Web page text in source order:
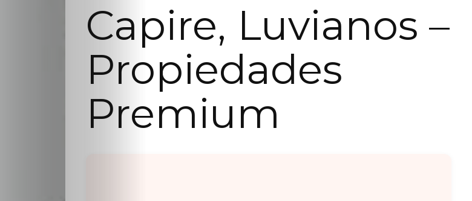
Capire, Luvianos –
Propiedades
Premium